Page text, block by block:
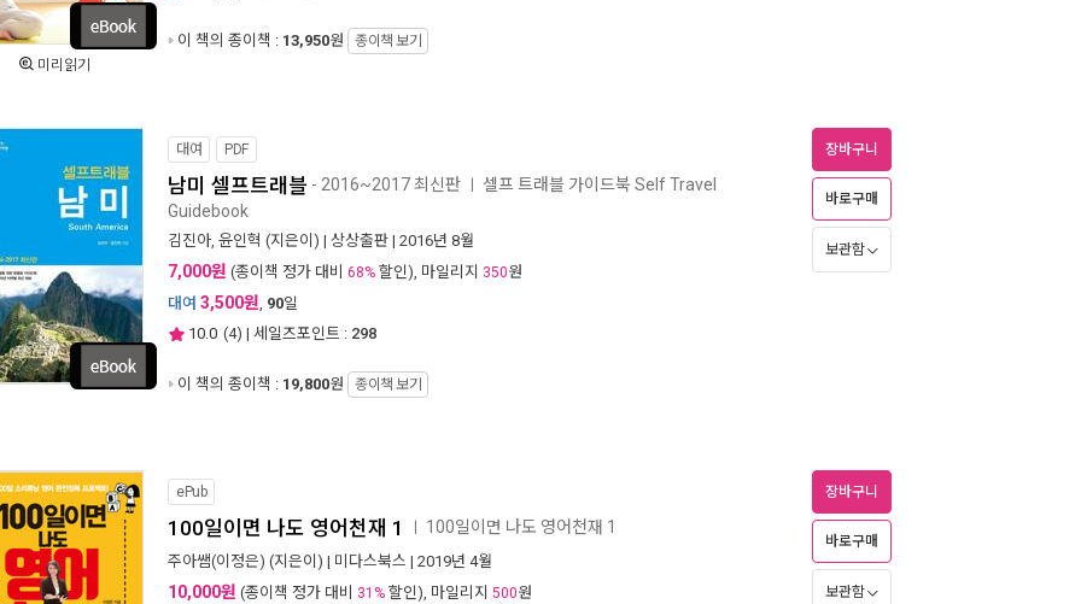
미리읽기
이 책의 종이책 : 13,950원 종이책 보기
대여 PDF
남미 셀프트래블 - 2016~2017 최신판 셀프 트래블 가이드북 Self Travel
Guidebook
김진아, 윤인혁 (지은이) | 상상출판 | 2016년 8월
7,000원 (종이책 정가 대비 68% 할인), 마일리지 350원
대여 3,500원, 90일
10.0 (4) | 세일즈포인트 : 298
이 책의 종이책 : 19,800원 종이책 보기
장바구니
바로구매
보관함
ePub
100일이면 나도 영어천재 1 100일이면 나도 영어천재 1
주아쌤(이정은) (지은이) | 미다스북스 | 2019년 4월
10,000원 (종이책 정가 대비 31% 할인), 마일리지 500원
장바구니
바로구매
보관함